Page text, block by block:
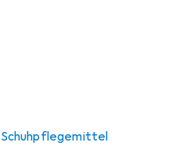
Schuhpflegemittel